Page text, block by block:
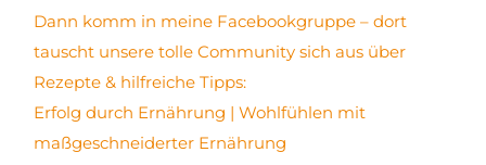
Dann komm in meine Facebookgruppe – dort
tauscht unsere tolle Community sich aus über
Rezepte & hilfreiche Tipps:
Erfolg durch Ernährung | Wohlfühlen mit
maßgeschneiderter Ernährung